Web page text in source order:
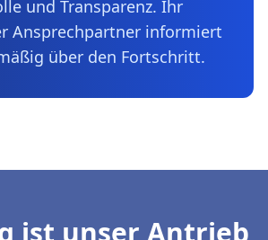
und Transparenz. Ihr
Ansprechpartner informiert
über den Fortschritt.
ist unser Antrieb